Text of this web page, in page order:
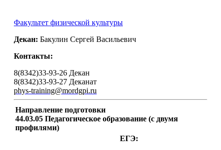
Факультет физической культуры
Декан: Бакулин Сергей Васильевич
Контакты:
8(8342)33-93-26 Декан
8(8342)33-93-27 Деканат
phys-training@mordgpi.ru
Направление подготовки
44.03.05 Педагогическое образование (с двумя
профилями)
ЕГЭ: